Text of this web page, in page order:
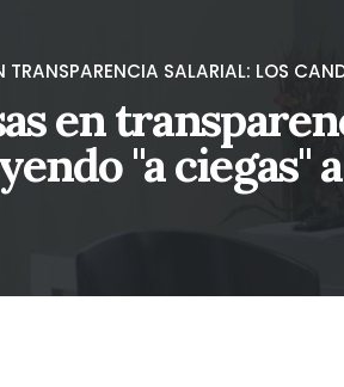
TRANSPARENCIA SALARIAL: LOS
en
"a ciegas"